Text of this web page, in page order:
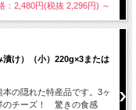
：2,480円(税抜 2,296円) ～
け）（小）220g×3または
本の隠れた特産品です。3ヶ
のチーズ！ 驚きの食感